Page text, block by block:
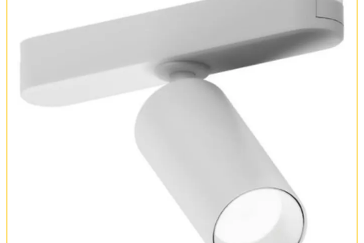
Оплата и доставка